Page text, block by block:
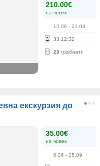
210.00€
на човек
12.06 - 21.08
33:12:31
28 грабнати
екскурзия до
35.00€
на човек
6.06 - 25.09